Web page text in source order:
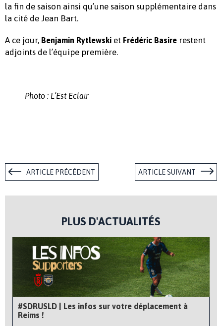
la fin de saison ainsi qu’une saison supplémentaire dans
la cité de Jean Bart.
A ce jour, Benjamin Rytlewski et Frédéric Basire restent
adjoints de l’équipe première.
Photo : L’Est Eclair
ARTICLE PRÉCÉDENT ARTICLE SUIVANT
PLUS D'ACTUALITÉS
#SDRUSLD | Les infos sur votre déplacement à
Reims !